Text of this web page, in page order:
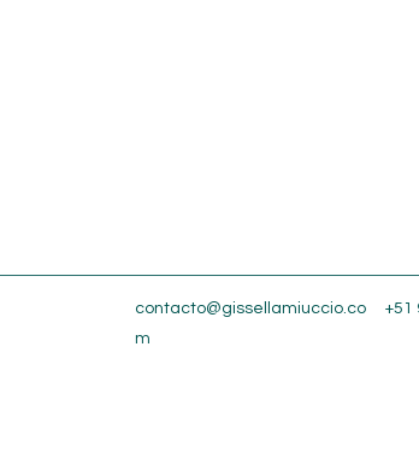
contacto@gissellamiuccio.co
m
+51